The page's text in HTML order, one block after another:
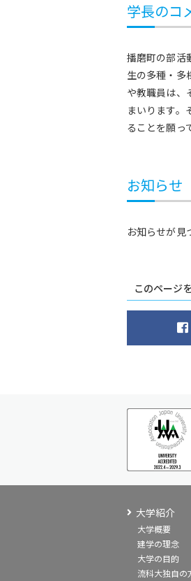
学長のコ
播磨町の部活
生の多種・多
や教職員は、
まいります。
ることを願っ
お知ら
お知らせが見
このページ
大学紹介
大学概要
建学の理念
大学の目的
流科大独自の